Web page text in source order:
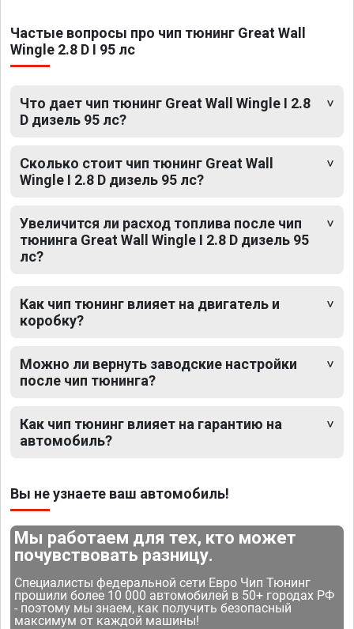
Частые вопросы про чип тюнинг Great Wall
Wingle 2.8 D I 95 лс
Что дает чип тюнинг Great Wall Wingle I 2.8
D дизель 95 лс?
Сколько стоит чип тюнинг Great Wall
Wingle I 2.8 D дизель 95 лс?
Увеличится ли расход топлива после чип
тюнинга Great Wall Wingle I 2.8 D дизель 95
лс?
Как чип тюнинг влияет на двигатель и
коробку?
Можно ли вернуть заводские настройки
после чип тюнинга?
Как чип тюнинг влияет на гарантию на
автомобиль?
Вы не узнаете ваш автомобиль!
Мы работаем для тех, кто может
почувствовать разницу.
Специалисты федеральной сети Евро Чип Тюнинг
прошили более 10 000 автомобилей в 50+ городах РФ
- поэтому мы знаем, как получить безопасный
максимум от каждой машины!